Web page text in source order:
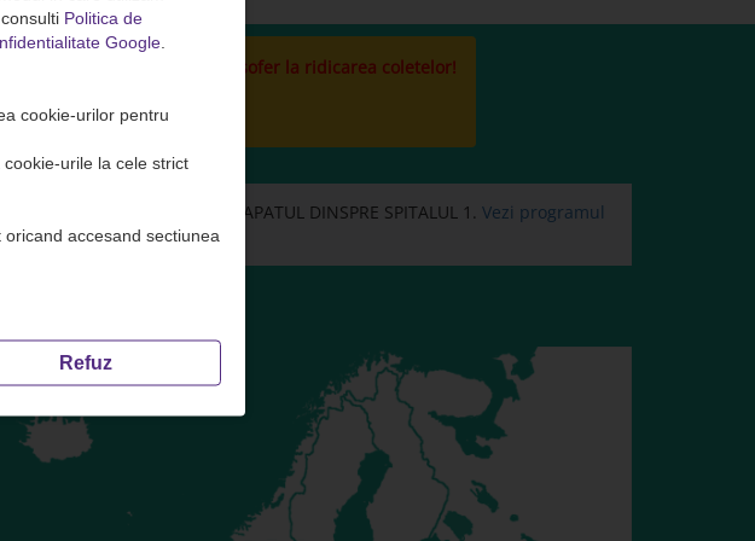
DOAR pe site sau direct la sofer la ridicarea coletelor!
CU ROMARTA NOUA IN CAPATUL DINSPRE SPITALUL 1. Vezi programul
Politica de
Google
cookie-urilor pentru
urile la cele strict
accesand sectiunea
Refuz